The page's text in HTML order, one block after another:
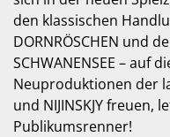
den klassischen
DORNRÖSCHEN und
SCHWANENSEE – auf
Neuproduktionen der
und NIJINSKJY freuen,
Publikumsrenner!